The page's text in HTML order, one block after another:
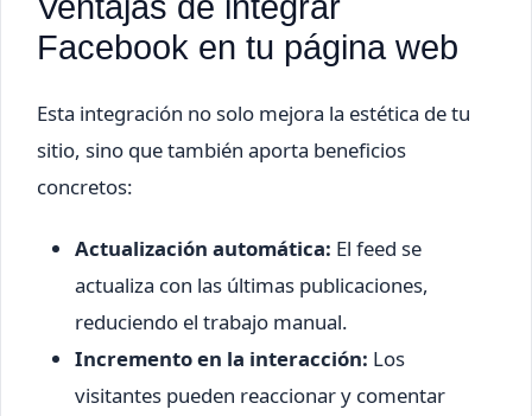
Facebook en tu página web
Esta integración no solo mejora la estética de tu
sitio, sino que también aporta beneficios
concretos:
Actualización automática: El feed se
actualiza con las últimas publicaciones,
reduciendo el trabajo manual.
Incremento en la interacción: Los
visitantes pueden reaccionar y comentar